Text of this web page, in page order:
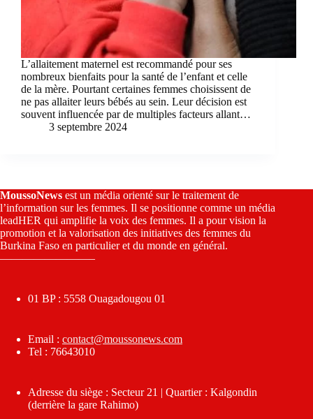
L’allaitement maternel est recommandé pour ses
nombreux bienfaits pour la santé de l’enfant et celle
de la mère. Pourtant certaines femmes choisissent de
ne pas allaiter leurs bébés au sein. Leur décision est
souvent influencée par de multiples facteurs allant…
3 septembre 2024
MoussoNews est un média orienté sur le traitement de
l’information sur les femmes. Il se positionne comme un média
leadHER qui amplifie la voix des femmes. Il a pour vision la
promotion et la valorisation des initiatives des femmes du
Burkina Faso en particulier et du monde en général.
————————–
01 BP : 5558 Ouagadougou 01
Email : contact@moussonews.com
Tel : 76643010
Adresse du siège : Secteur 21 | Quartier : Kalgondin
(derrière la gare Rahimo)